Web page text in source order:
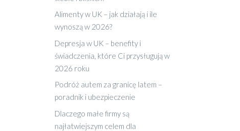
Alimenty w UK – jak działają i ile
wynoszą w 2026?
Depresja w UK – benefity i
świadczenia, które Ci przysługują w
2026 roku
Podróż autem za granicę latem –
poradnik i ubezpieczenie
Dlaczego małe firmy są
najłatwiejszym celem dla